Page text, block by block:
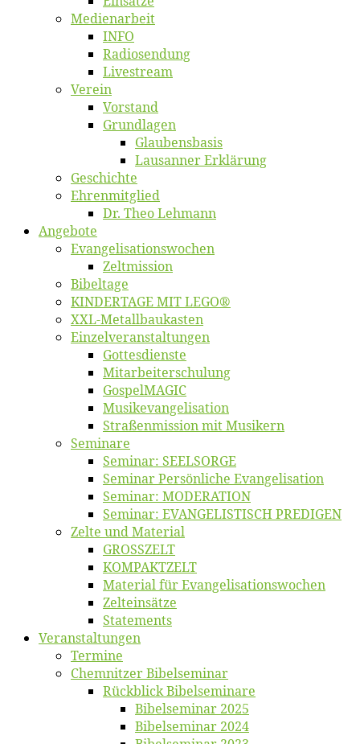
Me­di­en­ar­beit
INFO
Ra­dio­sen­dung
Live­stream
Ver­ein
Vor­stand
Grund­la­gen
Glaubens­ba­sis
Lausan­ner Erklärung
Ge­schich­te
Eh­ren­mit­glied
Dr. Theo Lehmann
An­ge­bo­te
Evangelisa­tions­wo­chen
Zelt­mis­si­on
Bi­bel­ta­ge
KINDERTAGE MIT LEGO®
XXL-Me­­tal­l­­bau­­kas­­ten
Einzelver­an­stal­tungen
Got­tes­diens­te
Mitarbeiter­schulung
Gos­pel­MA­GIC
Musikevan­ge­li­sa­tion
Straßenmis­sion mit Musikern
Se­mi­na­re
Se­mi­nar: SEELSORGE
Se­mi­nar Per­sön­li­che Evangelisation
Se­mi­nar: MODERATION
Se­mi­nar: EVANGELISTISCH PREDIGEN
Zel­te und Material
GROSSZELT
KOMPAKTZELT
Ma­te­ri­al für Evangelisationswochen
Zelt­ein­sät­ze
State­ments
Ver­an­stal­tun­gen
Ter­mi­ne
Chemnit­zer Bibelseminar
Rück­blick Bibelseminare
Bi­bel­se­mi­nar 2025
Bi­bel­se­mi­nar 2024